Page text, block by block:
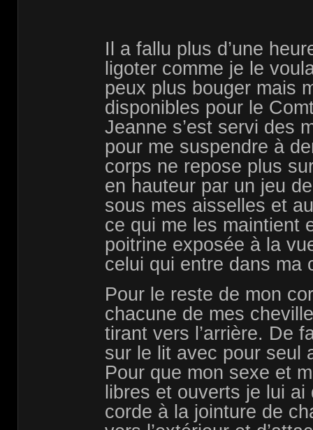
Il a fallu plus d’une
ligoter comme je le
peux plus bouger mais
disponibles pour le
Jeanne s’est servi des
pour me suspendre à
corps ne repose plus
en hauteur par un jeu
sous mes aisselles et
ce qui me les maintient
poitrine exposée à la
celui qui entre dans ma
Pour le reste de mon
chacune de mes
tirant vers l’arrière. De
sur le lit avec pour seul
Pour que mon sexe et
libres et ouverts je lui
corde à la jointure de